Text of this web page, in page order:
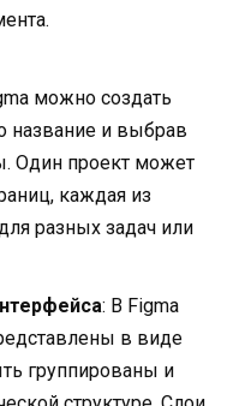
можно создать
название и выбрав
Один проект может
каждая из
разных задач или
: В Figma
в виде
группированы и